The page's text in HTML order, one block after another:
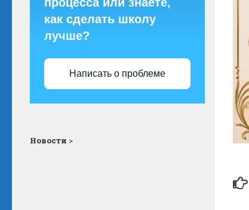
как сделать школу
лучше?
Написать о проблеме
Новости >